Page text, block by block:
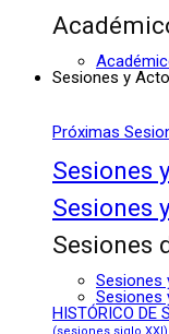
Sesiones y
Próximas
Sesiones
Sesiones
Sesiones
Sesiones
Sesiones
HISTÓRICO DE